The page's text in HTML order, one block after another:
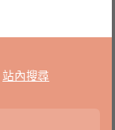
站內搜尋